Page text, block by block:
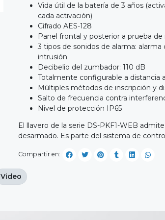
Vida útil de la batería de 3 años
cada activación)
Cifrado AES-128
Panel frontal y posterior a prueba
3 tipos de sonidos de alarma:
intrusión
Decibelio del zumbador: 110 dB
Totalmente configurable a distancia
Múltiples métodos de inscripción y
Salto de frecuencia contra
Nivel de protección IP65
El llavero de la serie DS-PKF1-WEB
desarmado. Es parte del sistema de
Compartir en:
Video